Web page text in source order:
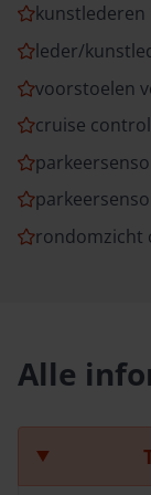
leder/
voorstoelen
cruise
rondomzicht
Alle